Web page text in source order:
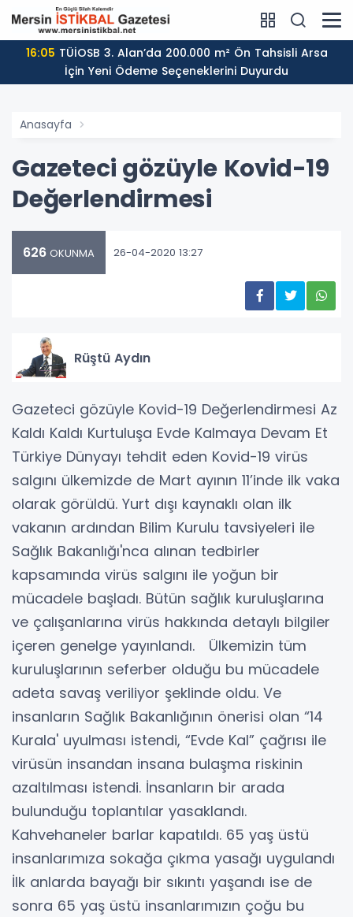
16:05
İçin Yeni Ödeme Seçeneklerini Duyurdu
Anasayfa
Gazeteci gözüyle Kovid-19
Değerlendirmesi
626 OKUNMA 26-04-2020 13:27
Rüştü Aydın
Gazeteci gözüyle Kovid-19 Değerlendirmesi Az
Kaldı Kaldı Kurtuluşa Evde Kalmaya Devam Et
Türkiye Dünyayı tehdit eden Kovid-19 virüs
salgını ülkemizde de Mart ayının 11’inde ilk vaka
olarak görüldü. Yurt dışı kaynaklı olan ilk
vakanın ardından Bilim Kurulu tavsiyeleri ile
Sağlık Bakanlığı'nca alınan tedbirler
kapsamında virüs salgını ile yoğun bir
mücadele başladı. Bütün sağlık kuruluşlarına
ve çalışanlarına virüs hakkında detaylı bilgiler
içeren genelge yayınlandı. Ülkemizin tüm
kuruluşlarının seferber olduğu bu mücadele
adeta savaş veriliyor şeklinde oldu. Ve
insanların Sağlık Bakanlığının önerisi olan “14
Kurala' uyulması istendi, “Evde Kal” çağrısı ile
virüsün insandan insana bulaşma riskinin
azaltılması istendi. İnsanların bir arada
bulunduğu toplantılar yasaklandı.
Kahvehaneler barlar kapatıldı. 65 yaş üstü
insanlarımıza sokağa çıkma yasağı uygulandı
İlk anlarda bayağı bir sıkıntı yaşandı ise de
sonra 65 yaş üstü insanlarımızın çoğu bu